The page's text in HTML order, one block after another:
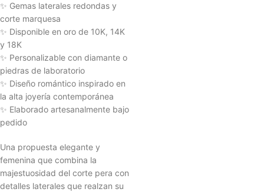
✨ Gemas laterales redondas y
corte marquesa
✨ Disponible en oro de 10K, 14K
y 18K
✨ Personalizable con diamante o
piedras de laboratorio
✨ Diseño romántico inspirado en
la alta joyería contemporánea
✨ Elaborado artesanalmente bajo
pedido
Una propuesta elegante y
femenina que combina la
majestuosidad del corte pera con
detalles laterales que realzan su